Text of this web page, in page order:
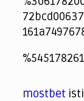
jeetcity
1xbet
jeet city
spintiger
Avabet
Spinrise
Crown
슈가 러쉬
crazy time
winorio
winorio
winorio
mostbet